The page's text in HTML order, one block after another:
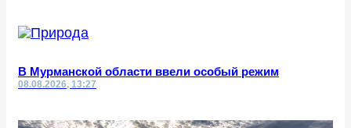
В Мурманской области ввели особый режим
08.08.2026, 13:27